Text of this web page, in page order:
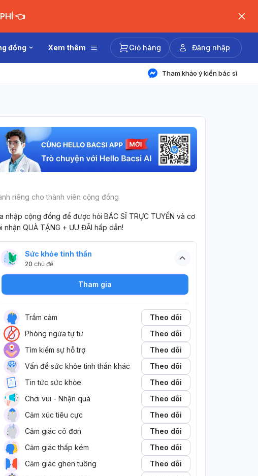
PHÍ 👈
đồng Xem thêm Giỏ hàng Đăng nhập
Tham khảo ý kiến bác sĩ
riêng cho thành viên cộng đồng
nhập cộng đồng để được hỏi BÁC SĨ TRỰC TUYẾN và cơ
nhận QUÀ TẶNG + ƯU ĐÃI hấp dẫn!
Sức khỏe tinh thần
20 chủ đề
Tham gia
Trầm cảm
Theo dõi
Phòng ngừa tự tử
Theo dõi
Tìm kiếm sự hỗ trợ
Theo dõi
Vấn đề sức khỏe tinh thần khác
Theo dõi
Tin tức sức khỏe
Theo dõi
Chơi vui - Nhận quà
Theo dõi
Cảm xúc tiêu cực
Theo dõi
Cảm giác cô đơn
Theo dõi
Cảm giác thấp kém
Theo dõi
Cảm giác ghen tuông
Theo dõi